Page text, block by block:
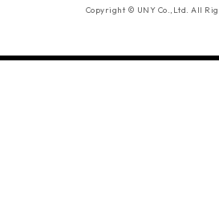
Copyright © UNY Co.,Ltd. All